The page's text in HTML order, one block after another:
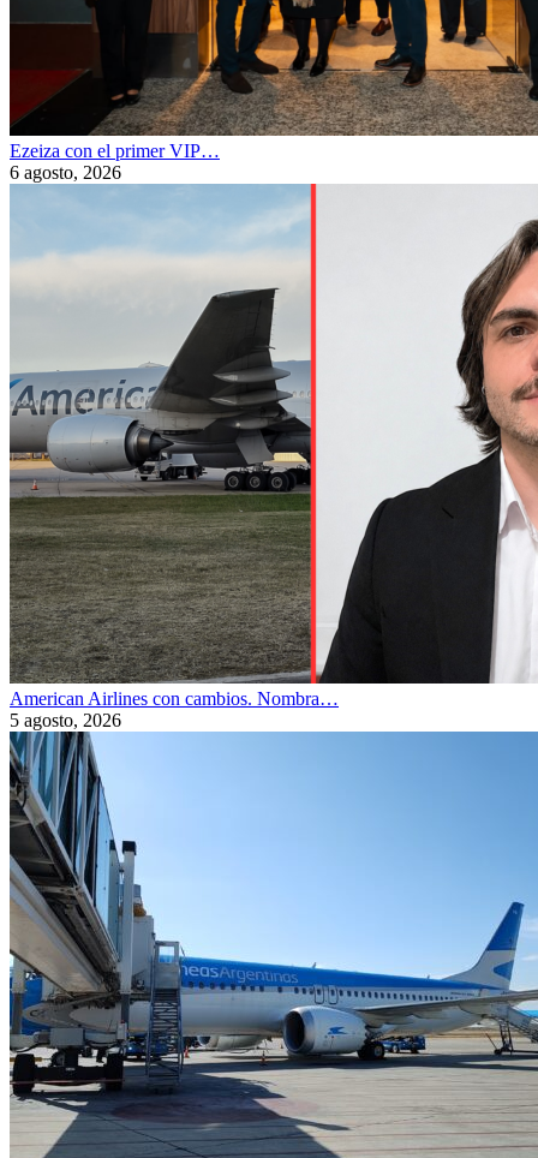
Ezeiza con el primer VIP…
6 agosto, 2026
American Airlines con cambios. Nombra…
5 agosto, 2026